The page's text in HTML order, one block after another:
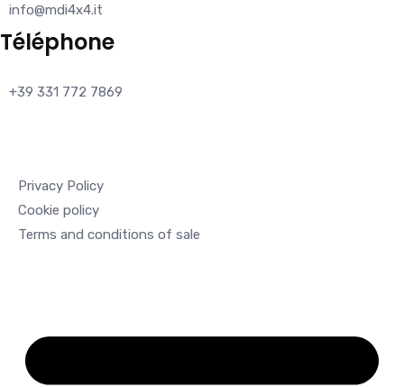
info@mdi4x4.it
Téléphone
+39 331 772 7869
Privacy Policy
Cookie policy
Terms and conditions of sale